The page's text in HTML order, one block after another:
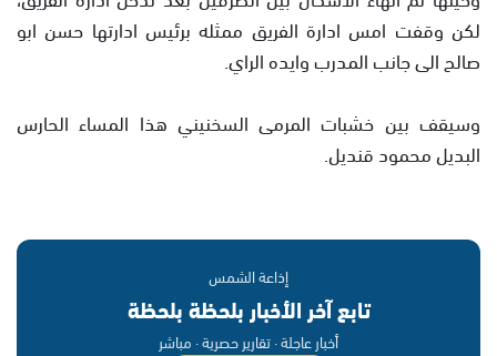
لكن وقفت امس ادارة الفريق ممثله برئيس ادارتها حسن ابو
صالح الى جانب المدرب وايده الراي.
وسيقف بين خشبات المرمى السخنيني هذا المساء الحارس
البديل محمود قنديل.
إذاعة الشمس
تابع آخر الأخبار بلحظة بلحظة
أخبار عاجلة · تقارير حصرية · مباشر